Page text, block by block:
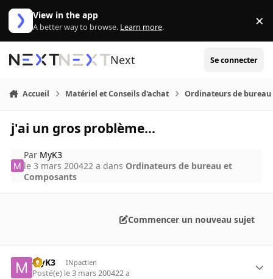
Aller au contenu
View in the app
A better way to browse. Learn more. ×
Next Se connecter
Accueil Matériel et Conseils d'achat Ordinateurs de bureau
j'ai un gros problème...
Par MyK3
le 3 mars 200422 a dans Ordinateurs de bureau et
Composants
Commencer un nouveau sujet
MyK3 INpactien
Posté(e) le 3 mars 200422 a